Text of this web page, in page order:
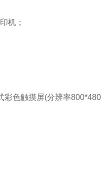
机；
彩色触摸屏(分辨率